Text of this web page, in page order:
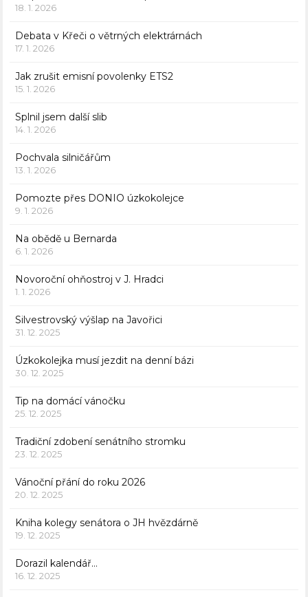
18. 1. 2026
Debata v Křeči o větrných elektrárnách
17. 1. 2026
Jak zrušit emisní povolenky ETS2
15. 1. 2026
Splnil jsem další slib
14. 1. 2026
Pochvala silničářům
13. 1. 2026
Pomozte přes DONIO úzkokolejce
9. 1. 2026
Na obědě u Bernarda
6. 1. 2026
Novoroční ohňostroj v J. Hradci
1. 1. 2026
Silvestrovský výšlap na Javořici
31. 12. 2025
Úzkokolejka musí jezdit na denní bázi
30. 12. 2025
Tip na domácí vánočku
25. 12. 2025
Tradiční zdobení senátního stromku
23. 12. 2025
Vánoční přání do roku 2026
20. 12. 2025
Kniha kolegy senátora o JH hvězdárně
19. 12. 2025
Dorazil kalendář…
16. 12. 2025